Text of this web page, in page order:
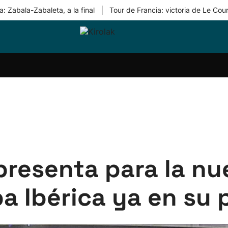
Zabala-Zabaleta, a la final Tour de Francia: victoria de Le
Equipos
para la
Ibérica ya en su